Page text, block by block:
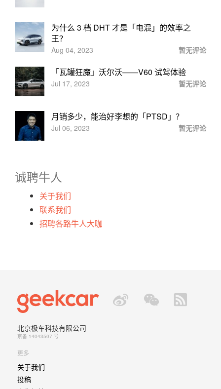
为什么 3 档 DHT 才是「电混」的效率之
王？
Aug 04, 2023 暂无评论
「瓦罐狂魔」沃尔沃——V60 试驾体验
Jul 17, 2023 暂无评论
月销多少，能治好李想的「PTSD」？
Jul 06, 2023 暂无评论
诚聘牛人
关于我们
联系我们
招聘各路牛人大咖
北京极车科技有限公司
京备 14043507 号
更多
关于我们
投稿